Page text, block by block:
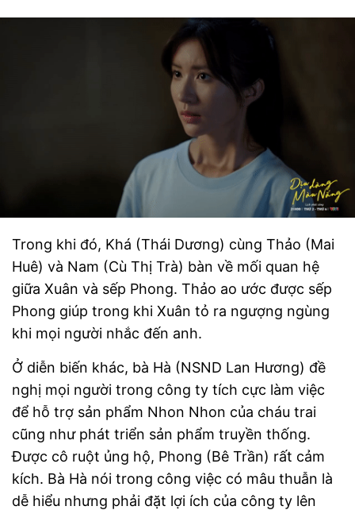
Trong khi đó, Khá (Thái Dương) cùng Thảo (Mai
Huê) và Nam (Cù Thị Trà) bàn về mối quan hệ
giữa Xuân và sếp Phong. Thảo ao ước được sếp
Phong giúp trong khi Xuân tỏ ra ngượng ngùng
khi mọi người nhắc đến anh.
Ở diễn biến khác, bà Hà (NSND Lan Hương) đề
nghị mọi người trong công ty tích cực làm việc
để hỗ trợ sản phẩm Nhon Nhon của cháu trai
cũng như phát triển sản phẩm truyền thống.
Được cô ruột ủng hộ, Phong (Bê Trần) rất cảm
kích. Bà Hà nói trong công việc có mâu thuẫn là
dễ hiểu nhưng phải đặt lợi ích của công ty lên